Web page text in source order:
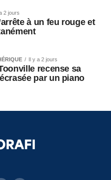
2 jours
à un feu rouge et
Il y a 2 jours
recense sa
par un piano